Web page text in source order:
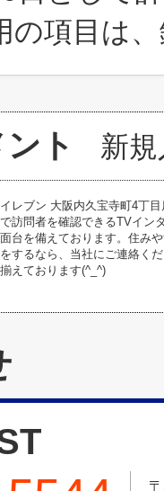
項目は
ト 新
レブン 大阪内久宝寺町4丁
訪問者を確認できるTVイン
台を備えております。住み
するなら、当社にご連絡く
えております(^_^)